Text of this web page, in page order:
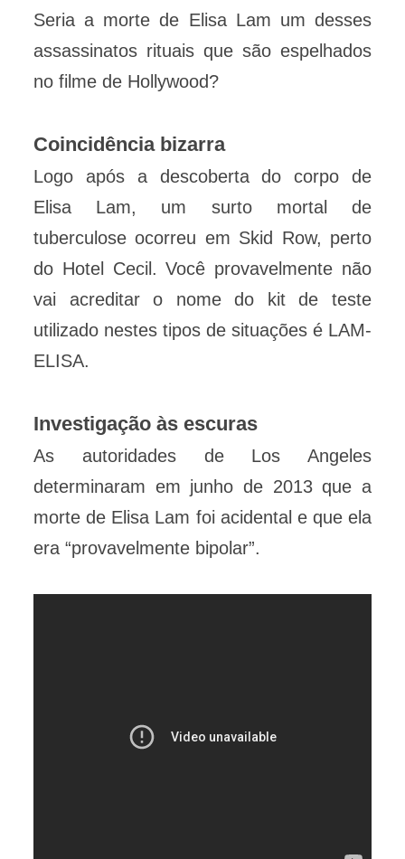
Seria a morte de Elisa Lam um desses
assassinatos rituais que são espelhados
no filme de Hollywood?
Coincidência bizarra
Logo após a descoberta do corpo de
Elisa Lam, um surto mortal de
tuberculose ocorreu em Skid Row, perto
do Hotel Cecil. Você provavelmente não
vai acreditar o nome do kit de teste
utilizado nestes tipos de situações é LAM-
ELISA.
Investigação às escuras
As autoridades de Los Angeles
determinaram em junho de 2013 que a
morte de Elisa Lam foi acidental e que ela
era “provavelmente bipolar”.